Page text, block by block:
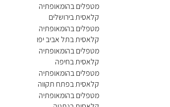
מטפלים בהומאופתיה
קלאסית בירושלים
מטפלים בהומאופתיה
קלאסית בתל אביב יפו
מטפלים בהומאופתיה
קלאסית בחיפה
מטפלים בהומאופתיה
קלאסית בפתח תקווה
מטפלים בהומאופתיה